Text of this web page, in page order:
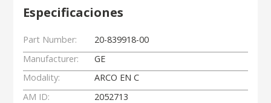
Especificaciones
Part Number:
20-839918-00
Manufacturer:
GE
Modality:
ARCO EN C
AM ID:
2052713